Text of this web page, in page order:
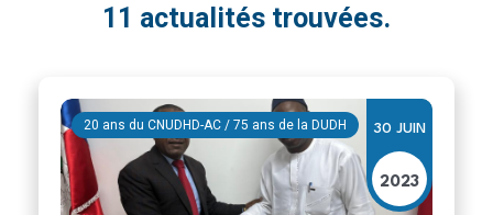
11 actualités trouvées.
30 JUIN
2023
20 ans du CNUDHD-AC / 75 ans de la DUDH